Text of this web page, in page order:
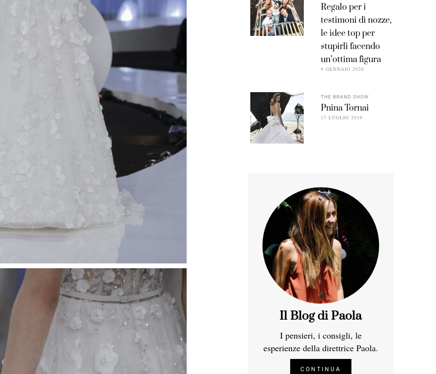
Regalo per i
testimoni di nozze,
le idee top per
stupirli facendo
un’ottima figura
9 GENNAIO 2020
THE BRAND SHOW
Pnina Tornai
17 LUGLIO 2019
Il Blog di Paola
I pensieri, i consigli, le
esperienze della direttrice Paola.
CONTINUA